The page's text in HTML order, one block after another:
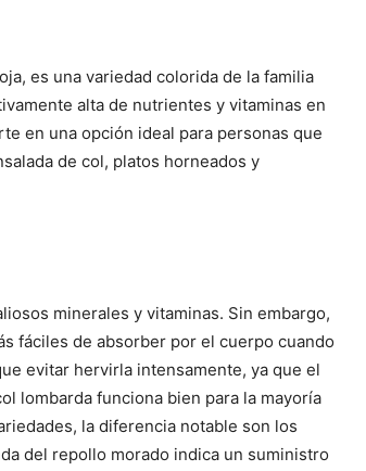
es una variedad colorida de la familia
alta de nutrientes y vitaminas en
en una opción ideal para personas que
de col, platos horneados y
minerales y vitaminas. Sin embargo,
fáciles de absorber por el cuerpo cuando
evitar hervirla intensamente, ya que el
lombarda funciona bien para la mayoría
la diferencia notable son los
del repollo morado indica un suministro